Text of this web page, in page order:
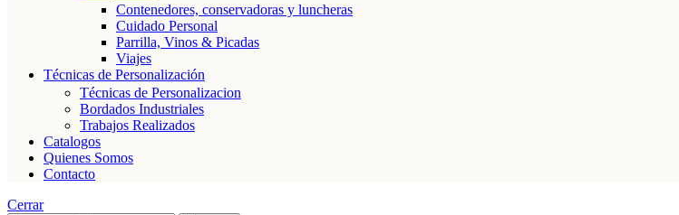
Contenedores, conservadoras y luncheras
Cuidado Personal
Parrilla, Vinos & Picadas
Viajes
Técnicas de Personalización
Técnicas de Personalizacion
Bordados Industriales
Trabajos Realizados
Catalogos
Quienes Somos
Contacto
Cerrar